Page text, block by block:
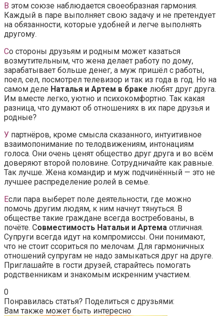
В этом союзе наблюдается своеобразная гармония.
Каждый в паре выполняет свою задачу и не претендует
на обязанности, которые удобней и легче выполнять
другому.
Со стороны друзьям и родным может казаться
возмутительным, что жена делает работу по дому,
зарабатывает больше денег, а муж пришёл с работы,
поел, сел, посмотрел телевизор и так из года в год. Но на
самом деле Наталья и Артем в браке любят друг друга.
Им вместе легко, уютно и психокомфортно. Так какая
разница, что думают об отношениях в их паре друзья и
родные?
У партнёров, кроме смысла сказанного, интуитивное
взаимопонимание по телодвижениям, интонациям
голоса. Они очень ценят общество друг друга и во всём
доверяют второй половине. Сотрудничайте как равные.
Так лучше. Жена командир и муж подчинённый — это не
лучшее распределение ролей в семье.
Если пара выберет поле деятельности, где можно
помочь другим людям, к ним начнут тянуться. В
обществе такие граждане всегда востребованы, в
почёте. Совместимость Натальи и Артема отличная.
Супруги всегда идут на компромиссы. Они понимают,
что не стоит ссориться по мелочам. Для гармоничных
отношений супругам не надо замыкаться друг на друге.
Приглашайте в гости друзей, старайтесь помогать
родственникам и знакомым искренним участием.
0
Понравилась статья? Поделиться с друзьями:
Вам также может быть интересно